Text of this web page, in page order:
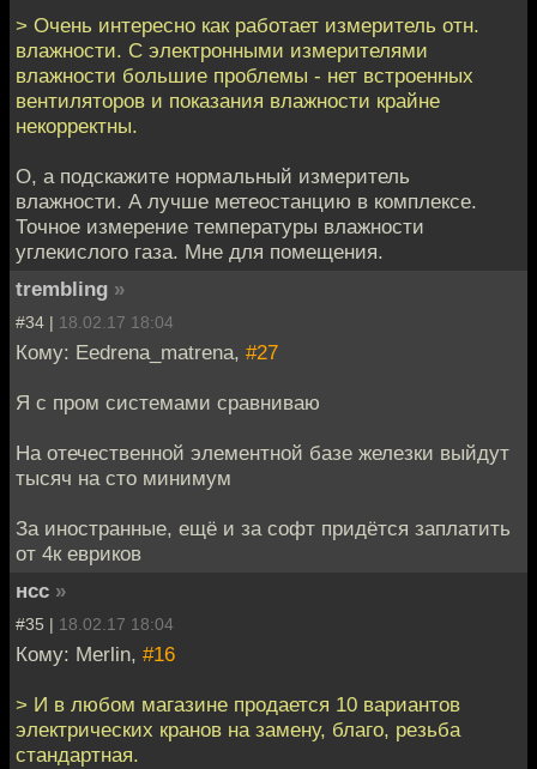
> Очень интересно как работает измеритель отн.
влажности. С электронными измерителями
влажности большие проблемы - нет встроенных
вентиляторов и показания влажности крайне
некорректны.
О, а подскажите нормальный измеритель
влажности. А лучше метеостанцию в комплексе.
Точное измерение температуры влажности
углекислого газа. Мне для помещения.
trembling »
#34 | 18.02.17 18:04
Кому: Eedrena_matrena, #27
Я с пром системами сравниваю
На отечественной элементной базе железки выйдут
тысяч на сто минимум
За иностранные, ещё и за софт придётся заплатить
от 4к евриков
нсс »
#35 | 18.02.17 18:04
Кому: Merlin, #16
> И в любом магазине продается 10 вариантов
электрических кранов на замену, благо, резьба
стандартная.